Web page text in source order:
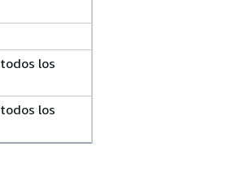
los
los